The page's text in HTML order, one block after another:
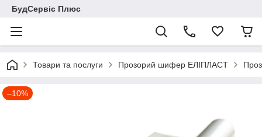
БудСервіс Плюс
Товари та послуги Прозорий шифер ЕЛІПЛАСТ
–10%